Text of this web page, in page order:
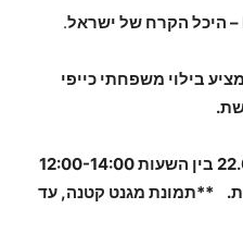
– היכל הקרח של ישראל.
בילוי משפחתי כייפי
**תמונת מגנט קטנה, עד